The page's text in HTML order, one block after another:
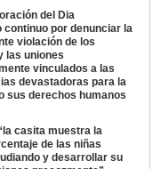
del Dia
continuo por denunciar la
violación de los
las uniones
vinculados a las
devastadoras para la
sus derechos humanos
casita muestra la
de las niñas
y desarrollar su